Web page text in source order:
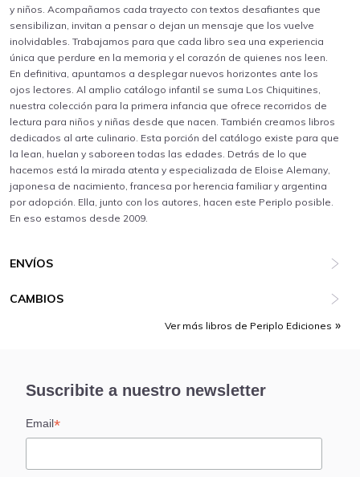
y niños. Acompañamos cada trayecto con textos desafiantes que
sensibilizan, invitan a pensar o dejan un mensaje que los vuelve
inolvidables. Trabajamos para que cada libro sea una experiencia
única que perdure en la memoria y el corazón de quienes nos leen.
En definitiva, apuntamos a desplegar nuevos horizontes ante los
ojos lectores. Al amplio catálogo infantil se suma Los Chiquitines,
nuestra colección para la primera infancia que ofrece recorridos de
lectura para niños y niñas desde que nacen. También creamos libros
dedicados al arte culinario. Esta porción del catálogo existe para que
la lean, huelan y saboreen todas las edades. Detrás de lo que
hacemos está la mirada atenta y especializada de Eloise Alemany,
japonesa de nacimiento, francesa por herencia familiar y argentina
por adopción. Ella, junto con los autores, hacen este Periplo posible.
En eso estamos desde 2009.
ENVÍOS
CAMBIOS
Ver más libros de Periplo Ediciones
Suscribite a nuestro newsletter
Email*